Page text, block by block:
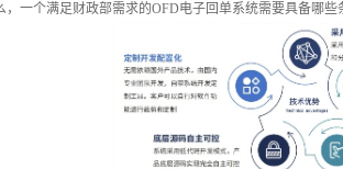
一个满足财政部需求的OFD电子回单系统需要具备哪些